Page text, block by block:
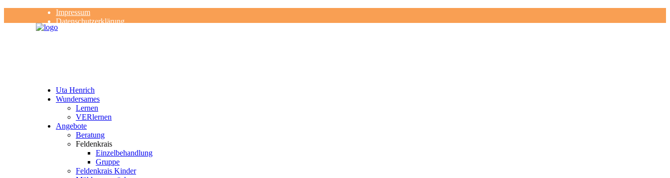
Impressum
Datenschutzerklärung
Kontakt
Uta Henrich
Wundersames
Lernen
VERlernen
Angebote
Beratung
Feldenkrais
Einzelbehandlung
Gruppe
Feldenkrais Kinder